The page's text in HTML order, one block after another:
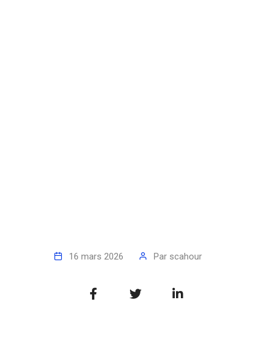
16 mars 2026 Par scahour